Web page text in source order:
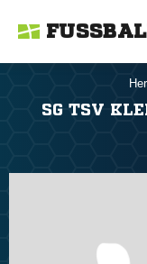
SG TSV